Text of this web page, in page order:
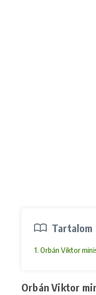
Tartalom
1. Orbán Viktor
Orbán Viktor